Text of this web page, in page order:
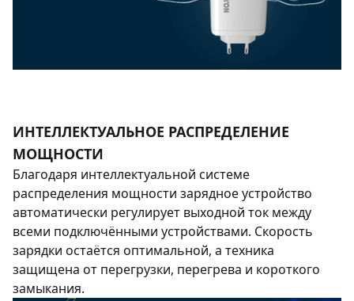
ИНТЕЛЛЕКТУАЛЬНОЕ РАСПРЕДЕЛЕНИЕ
МОЩНОСТИ
Благодаря интеллектуальной системе
распределения мощности зарядное устройство
автоматически регулирует выходной ток между
всеми подключёнными устройствами. Скорость
зарядки остаётся оптимальной, а техника
защищена от перегрузки, перегрева и короткого
замыкания.